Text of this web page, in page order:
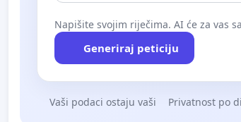
Napišite svojim riječima. AI će za vas
Generiraj peticiju
Vaši podaci ostaju vaši Privatnost po